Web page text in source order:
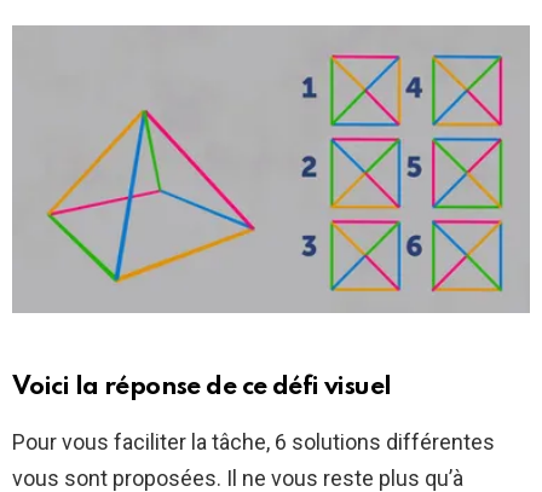
Voici la réponse de ce défi visuel
Pour vous faciliter la tâche, 6 solutions différentes
vous sont proposées. Il ne vous reste plus qu’à